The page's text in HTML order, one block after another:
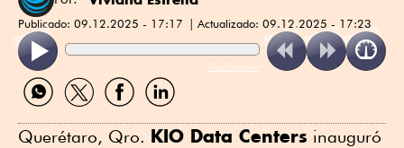
Publicado: 09.12.2025 - 17:17 Actualizado: 09.12.2025 - 17:23
ReadSpeaker
Compartir
por
Compartir
por
Compartir
por
Compartir
por
Querétaro, Qro. KIO Data Centers inauguró